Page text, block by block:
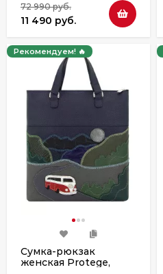
72 990 руб.
11 490 руб.
Рекомендуем! 🔥
Сумка-рюкзак
женская Protege,